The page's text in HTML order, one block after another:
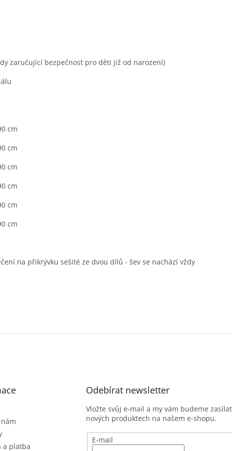
zaručující bezpečnost pro děti již od narození)
cm
cm
cm
cm
cm
cm
na přikrývku sešité ze dvou dílů - šev se nachází vždy
a platba
Odebírat newsletter
Vložte svůj e-mail a my vám budeme
nových produktech na našem e-shopu.
E-mail